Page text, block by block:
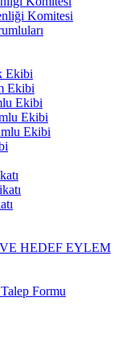
Komitesi
Ekibi
Ekibi
Ekibi
Ekibi
Ekibi
HEDEF EYLEM
Formu